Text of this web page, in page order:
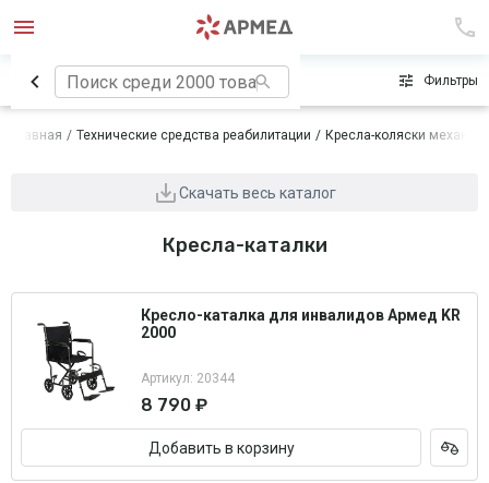
Сначала популярные Фильтры
Главная Технические средства реабилитации Кресла-коляски
Скачать весь каталог
Кресла-каталки
Кресло-каталка для инвалидов Армед KR
2000
Артикул: 20344
8 790 ₽
Добавить в корзину